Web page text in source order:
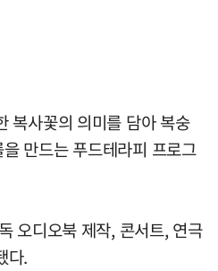
복사꽃의 의미를 담아 복숭
만드는 푸드테라피 프로그
오디오북 제작, 콘서트, 연극
다.